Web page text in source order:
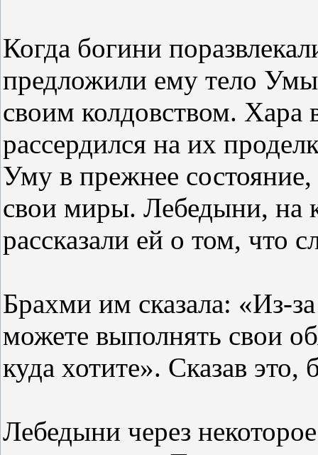
Когда богини
предложили ему тело
своим колдовством. Хара
рассердился на их
Уму в прежнее
свои миры. Лебедыни, на
рассказали ей о том, что
Брахми им сказала: «Из-
можете выполнять свои
куда хотите». Сказав это,
Лебедыни через